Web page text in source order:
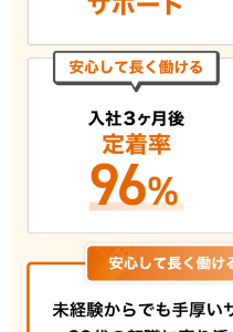
の定着率96%！厳し
UZUZ（ウズキャリ）
質が高い！大手から
業に出会える
UZUZ（ウズキャリ
やすい！元既卒・第
感してもらえる
UZUZ（ウズキャリ
ウハウが豊富！6万
なアドバイスをくれる
UZUZ（ウズキャリ）